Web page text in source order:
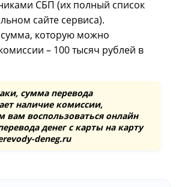
СБП (их полный список
сайте сервиса).
которую можно
– 100 тысяч рублей в
сумма перевода
наличие комиссии,
вам воспользоваться онлайн
денег с карты на карту
deneg.ru